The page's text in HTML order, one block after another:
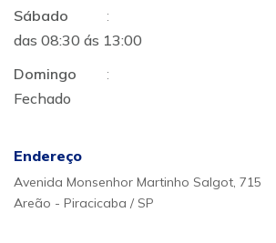
Sábado
:
das 08:30 ás 13:00
Domingo
:
Fechado
Endereço
Avenida Monsenhor Martinho Salgot, 715
Areão - Piracicaba / SP